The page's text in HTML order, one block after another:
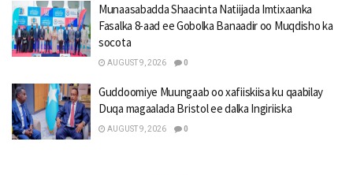
Munaasabadda Shaacinta Natiijada Imtixaanka
Fasalka 8-aad ee Gobolka Banaadir oo Muqdisho ka
socota
AUGUST 9, 2026 0
Guddoomiye Muungaab oo xafiiskiisa ku qaabilay
Duqa magaalada Bristol ee dalka Ingiriiska
AUGUST 9, 2026 0